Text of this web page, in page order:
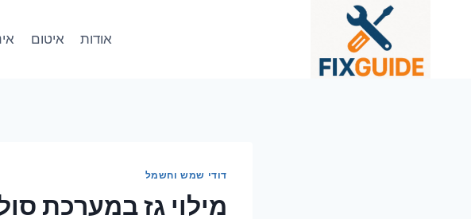
אודות איטום
דודי שמש וחשמל
מילוי גז במערכת